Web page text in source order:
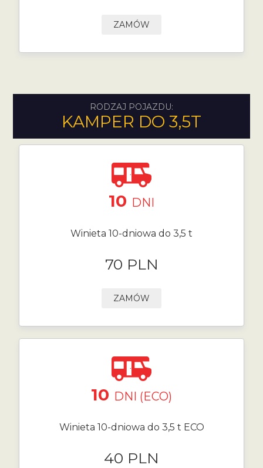
ZAMÓW
RODZAJ POJAZDU:
KAMPER DO 3,5T
10 DNI
Winieta 10-dniowa do 3,5 t
70 PLN
ZAMÓW
10 DNI (ECO)
Winieta 10-dniowa do 3,5 t ECO
40 PLN